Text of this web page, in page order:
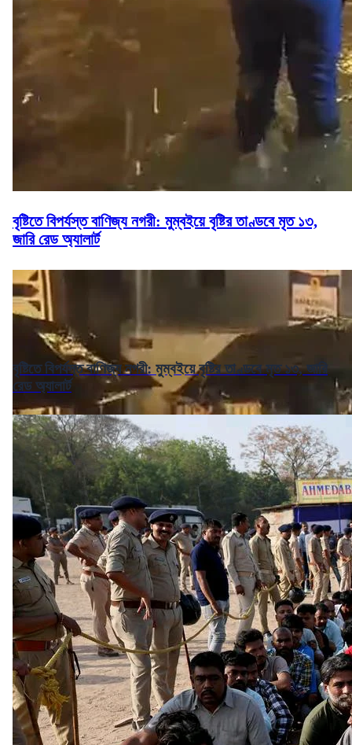
বৃষ্টিতে বিপর্যস্ত বাণিজ্য নগরী: মুম্বইয়ে বৃষ্টির তাণ্ডবে মৃত ১৩,
জারি রেড অ্যালার্ট
বৃষ্টিতে বিপর্যস্ত বাণিজ্য নগরী: মুম্বইয়ে বৃষ্টির তাণ্ডবে মৃত ১৩, জারি
রেড অ্যালার্ট